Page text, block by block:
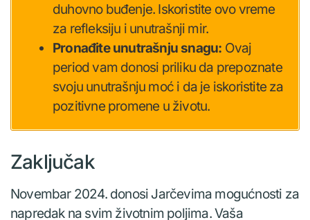
duhovno buđenje. Iskoristite ovo vreme
za refleksiju i unutrašnji mir.
Pronađite unutrašnju snagu: Ovaj
period vam donosi priliku da prepoznate
svoju unutrašnju moć i da je iskoristite za
pozitivne promene u životu.
Zaključak
Novembar 2024. donosi Jarčevima mogućnosti za
napredak na svim životnim poljima. Vaša